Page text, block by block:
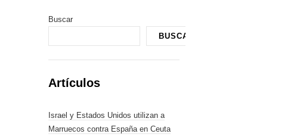
Buscar
BUSCAR
Artículos
Israel y Estados Unidos utilizan a
Marruecos contra España en Ceuta